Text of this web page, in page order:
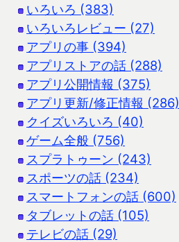
いろいろ (383)
いろいろレビュー (27)
アプリの事 (394)
アプリストアの話 (288)
アプリ公開情報 (375)
アプリ更新/修正情報 (286)
クイズいろいろ (40)
ゲーム全般 (756)
スプラトゥーン (243)
スポーツの話 (234)
スマートフォンの話 (600)
タブレットの話 (105)
テレビの話 (29)